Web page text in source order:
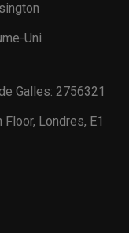
Uni
Galles: 2756321
Londres, E1